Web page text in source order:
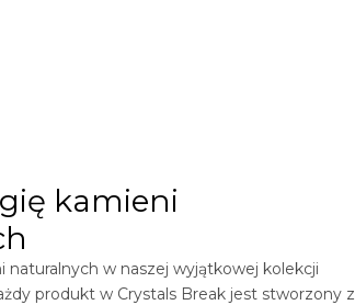
kamieni
naturalnych w naszej wyjątkowej kolekcji
produkt w Crystals Break jest stworzony z